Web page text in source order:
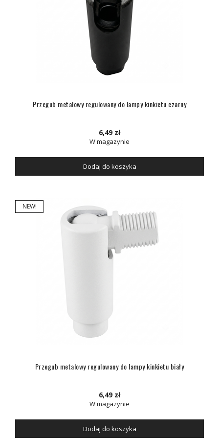
Przegub metalowy regulowany do lampy kinkietu czarny
6,49 zł
W magazynie
Dodaj do koszyka
NEW!
Przegub metalowy regulowany do lampy kinkietu biały
6,49 zł
W magazynie
Dodaj do koszyka